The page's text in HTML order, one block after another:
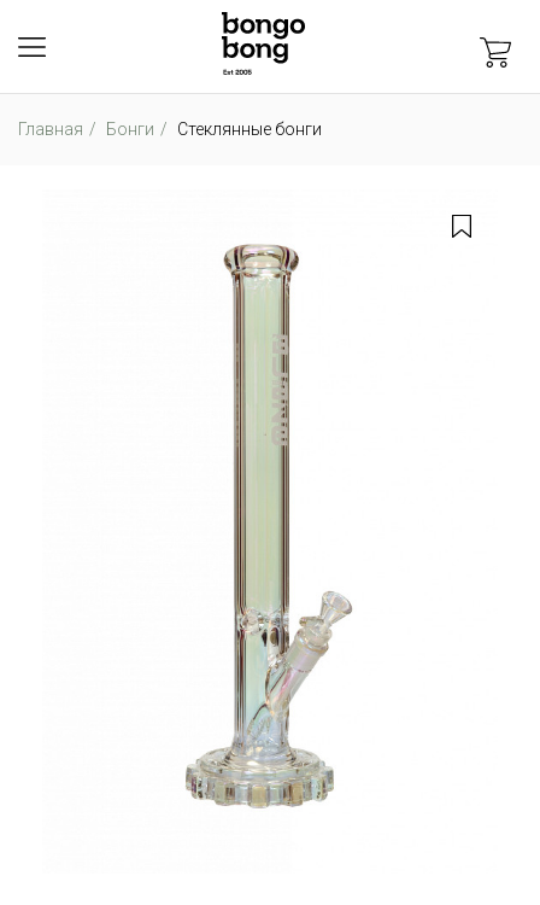
Главная Бонги Стеклянные бонги